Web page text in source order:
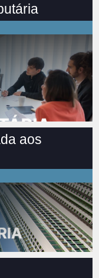
aos